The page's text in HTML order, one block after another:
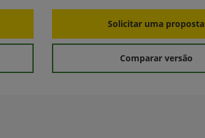
Solicitar uma proposta
Comparar versão